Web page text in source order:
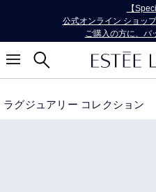
【
公式オンライン ショッ
ご購入の方に、バ
ラグジュアリー コレクション